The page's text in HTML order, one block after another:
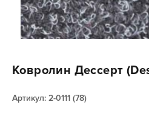
Ковролин Дессерт
Артикул: 2-0111 (78)